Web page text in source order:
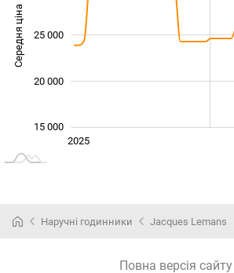
Середня ціна 18 000
20 000
25 000
15 000
L
Січ. 2025
2027
2026
2025
Наручні годинники Jacques Lemans
Повна версія сайту